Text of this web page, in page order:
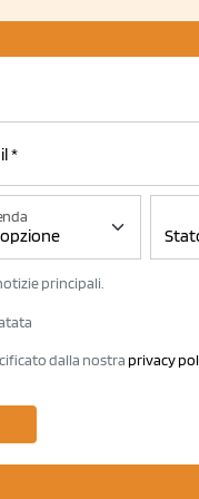
principali.
dalla nostra privacy